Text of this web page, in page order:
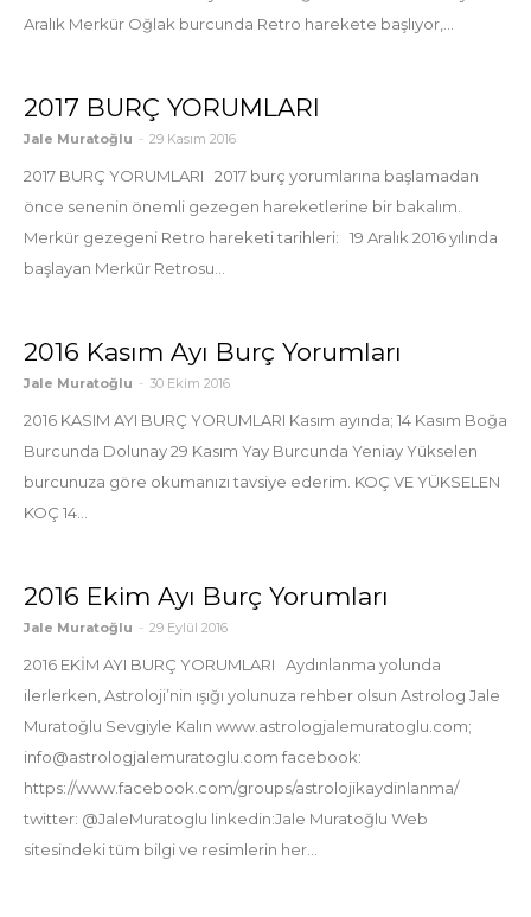
Aralık Merkür Oğlak burcunda Retro harekete başlıyor,...
2017 BURÇ YORUMLARI
Jale Muratoğlu - 29 Kasım 2016
2017 BURÇ YORUMLARI 2017 burç yorumlarına başlamadan
önce senenin önemli gezegen hareketlerine bir bakalım.
Merkür gezegeni Retro hareketi tarihleri: 19 Aralık 2016 yılında
başlayan Merkür Retrosu...
2016 Kasım Ayı Burç Yorumları
Jale Muratoğlu - 30 Ekim 2016
2016 KASIM AYI BURÇ YORUMLARI Kasım ayında; 14 Kasım Boğa
Burcunda Dolunay 29 Kasım Yay Burcunda Yeniay Yükselen
burcunuza göre okumanızı tavsiye ederim. KOÇ VE YÜKSELEN
KOÇ 14...
2016 Ekim Ayı Burç Yorumları
Jale Muratoğlu - 29 Eylül 2016
2016 EKİM AYI BURÇ YORUMLARI Aydınlanma yolunda
ilerlerken, Astroloji’nin ışığı yolunuza rehber olsun Astrolog Jale
Muratoğlu Sevgiyle Kalın www.astrologjalemuratoglu.com;
info@astrologjalemuratoglu.com facebook:
https://www.facebook.com/groups/astrolojikaydinlanma/
twitter: @JaleMuratoglu linkedin:Jale Muratoğlu Web
sitesindeki tüm bilgi ve resimlerin her...